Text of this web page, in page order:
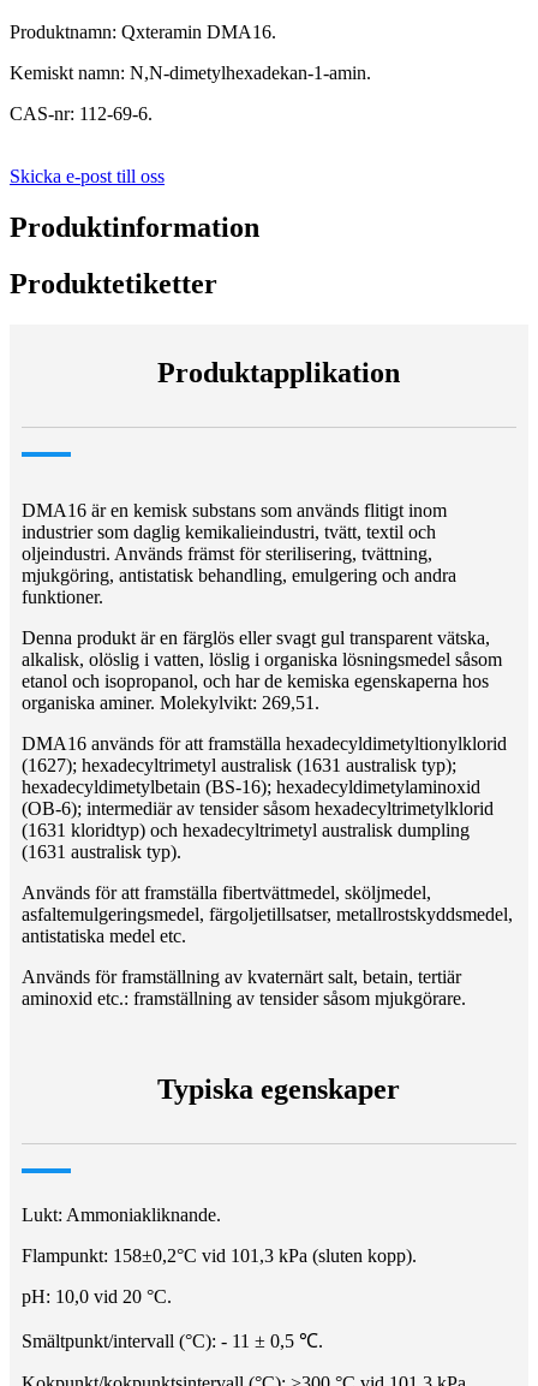
Produktnamn: Qxteramin DMA16.
Kemiskt namn: N,N-dimetylhexadekan-1-amin.
CAS-nr: 112-69-6.
Skicka e-post till oss
Produktinformation
Produktetiketter
Produktapplikation
DMA16 är en kemisk substans som används flitigt inom
industrier som daglig kemikalieindustri, tvätt, textil och
oljeindustri. Används främst för sterilisering, tvättning,
mjukgöring, antistatisk behandling, emulgering och andra
funktioner.
Denna produkt är en färglös eller svagt gul transparent vätska,
alkalisk, olöslig i vatten, löslig i organiska lösningsmedel såsom
etanol och isopropanol, och har de kemiska egenskaperna hos
organiska aminer. Molekylvikt: 269,51.
DMA16 används för att framställa hexadecyldimetyltionylklorid
(1627); hexadecyltrimetyl australisk (1631 australisk typ);
hexadecyldimetylbetain (BS-16); hexadecyldimetylaminoxid
(OB-6); intermediär av tensider såsom hexadecyltrimetylklorid
(1631 kloridtyp) och hexadecyltrimetyl australisk dumpling
(1631 australisk typ).
Används för att framställa fibertvättmedel, sköljmedel,
asfaltemulgeringsmedel, färgoljetillsatser, metallrostskyddsmedel,
antistatiska medel etc.
Används för framställning av kvaternärt salt, betain, tertiär
aminoxid etc.: framställning av tensider såsom mjukgörare.
Typiska egenskaper
Lukt: Ammoniakliknande.
Flampunkt: 158±0,2°C vid 101,3 kPa (sluten kopp).
pH: 10,0 vid 20 °C.
Smältpunkt/intervall (°C): - 11 ± 0,5 ℃.